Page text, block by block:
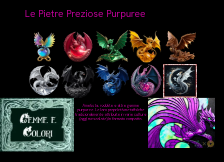
Le Pietre Preziose Purpuree
Ametista, rodolite e altre gemme
purpuree. Le loro proprietà metafisiche
tradizionalmente attribuite in varie culture
(oggi mescolate) in formato compatto.